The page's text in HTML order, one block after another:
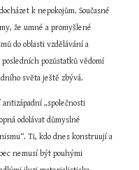
k nepokojům. Současné
že umné a promyšlené
do oblasti vzdělávání a
pozůstatků vědomí
světa ještě zbývá.
„společnosti
odolávat důmyslné
Ti, kdo dnes konstruují a
nemusí být pouhými